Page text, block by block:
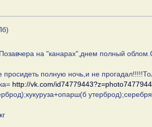
на "канарах",днем полный
полную ночь,и не
http://vk.com/